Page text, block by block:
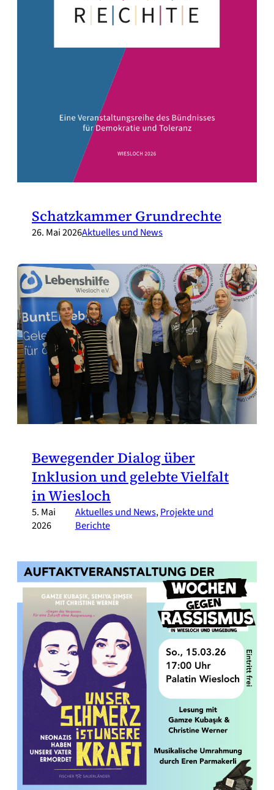
Schatzkammer Grundrechte
26. Mai 2026Aktuelles und News
Bewegender Dialog über
Inklusion und gelebte Vielfalt
in Wiesloch
5. Mai
2026
Aktuelles und News, Projekte und
Berichte